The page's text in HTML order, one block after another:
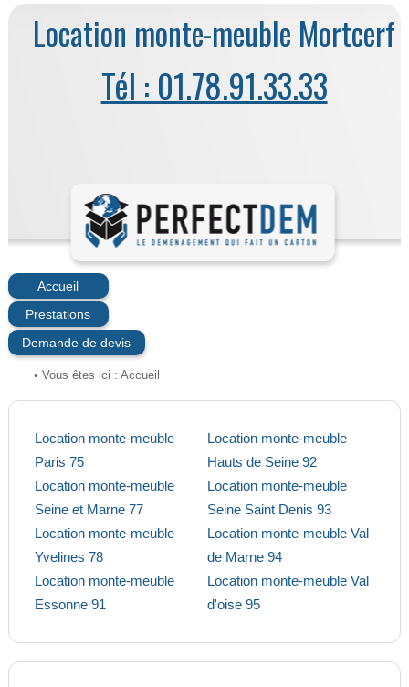
Location monte-meuble Mortcerf
Tél : 01.78.91.33.33
Accueil
Prestations
Demande de devis
• Vous êtes ici : Accueil
Location monte-meuble
Paris 75
Location monte-meuble
Seine et Marne 77
Location monte-meuble
Yvelines 78
Location monte-meuble
Essonne 91
Location monte-meuble
Hauts de Seine 92
Location monte-meuble
Seine Saint Denis 93
Location monte-meuble Val
de Marne 94
Location monte-meuble Val
d'oise 95